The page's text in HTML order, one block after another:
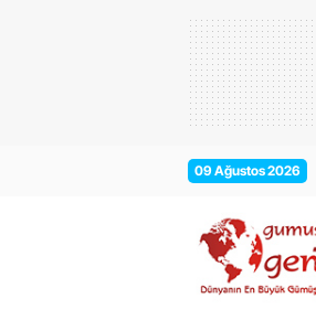
09 Ağustos 2026